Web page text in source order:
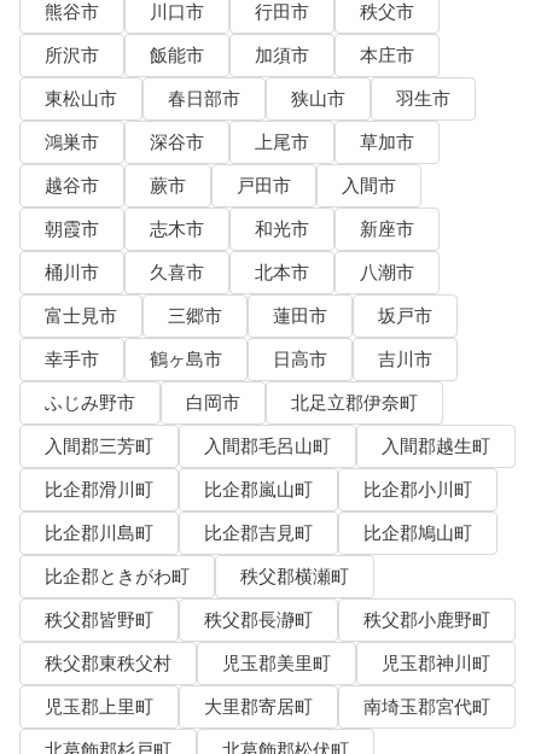
熊谷市
川口市 行田市
秩父市
所沢市
飯能市 加須市
本庄市
東松山市
春日部市 狭山市
羽生市
鴻巣市
深谷市 上尾市
草加市
越谷市
蕨市 戸田市
入間市
朝霞市
志木市 和光市
新座市
桶川市
久喜市 北本市
八潮市
富士見市
三郷市 蓮田市
坂戸市
幸手市
鶴ヶ島市 日高市
吉川市
ふじみ野市
白岡市
北足立郡伊奈町
入間郡三芳町
入間郡毛呂山町
入間郡越生町
比企郡滑川町
比企郡嵐山町
比企郡小川町
比企郡川島町
比企郡吉見町
比企郡鳩山町
比企郡ときがわ町
秩父郡横瀬町
秩父郡皆野町
秩父郡長瀞町
秩父郡小鹿野町
秩父郡東秩父村
児玉郡美里町
児玉郡神川町
児玉郡上里町
大里郡寄居町
南埼玉郡宮代町